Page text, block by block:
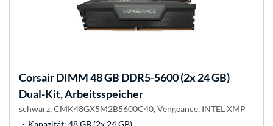
CorsairDIMM 48 GB DDR5-5600 (2x 24 GB)
Dual-Kit, Arbeitsspeicher
schwarz, CMK48GX5M2B5600C40, Vengeance, INTEL XMP
Kapazität: 48 GB (2x 24 GB)